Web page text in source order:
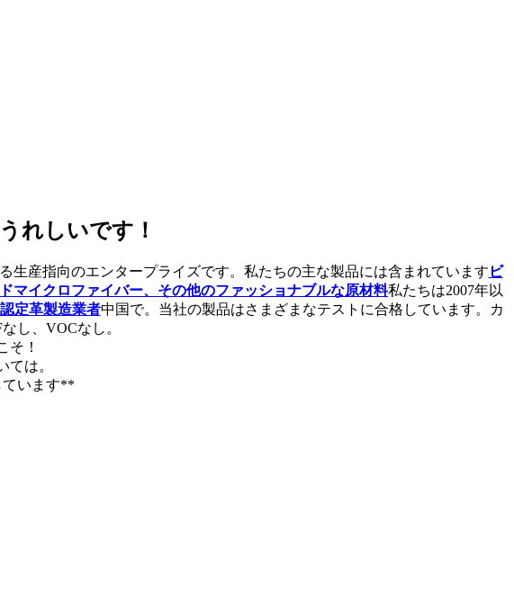
れしいです！
産指向のエンタープライズです。私たちの主な製品には含まれています ビ
マイクロファイバー、その他のファッショナブルな原材料私たちは2007年以
定革製造業者中国で。当社の製品はさまざまなテストに合格しています。カ
し、VOCなし。
そ！
ては。
ています**